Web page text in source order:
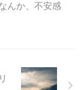
んか、不安感